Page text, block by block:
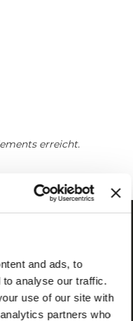
and ads, to
analyse our traffic.
use of our site with
partners who
erreicht.